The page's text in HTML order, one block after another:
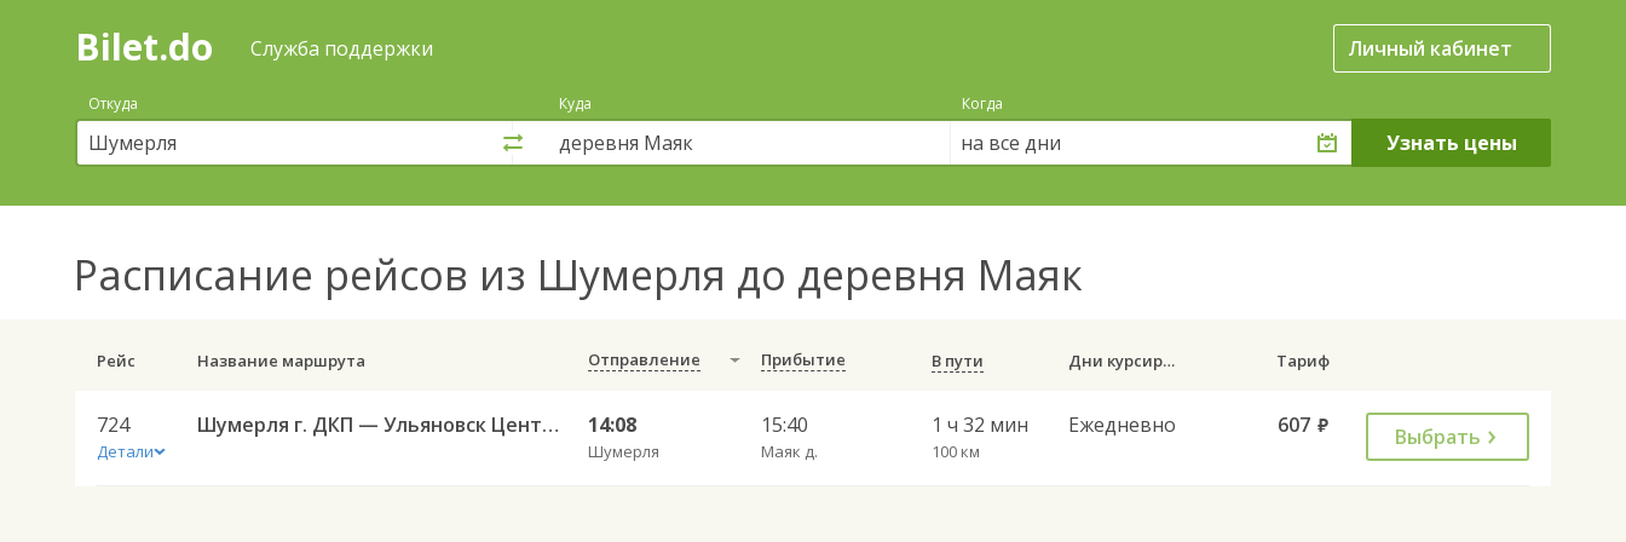
Поиск
покупка
билетов
автобус
онлайн
Bilet.do Служба поддержки Личный кабинет
Откуда Куда Когда
на все дни
Расписание рейсов из Шумерля до деревня Маяк
Рейс Название маршрута Отправление Прибытие В пути Дни курсирования Тариф
724
Детали
Шумерля г. ДКП — Ульяновск Центральный АВ 724 14:08
Шумерля
15:40
Маяк д.
1 ч 32 мин
100 км
Ежедневно 607 руб. Выбрать